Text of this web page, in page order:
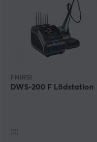
FNIRSI
DWS-200 F Lödstation
(0)